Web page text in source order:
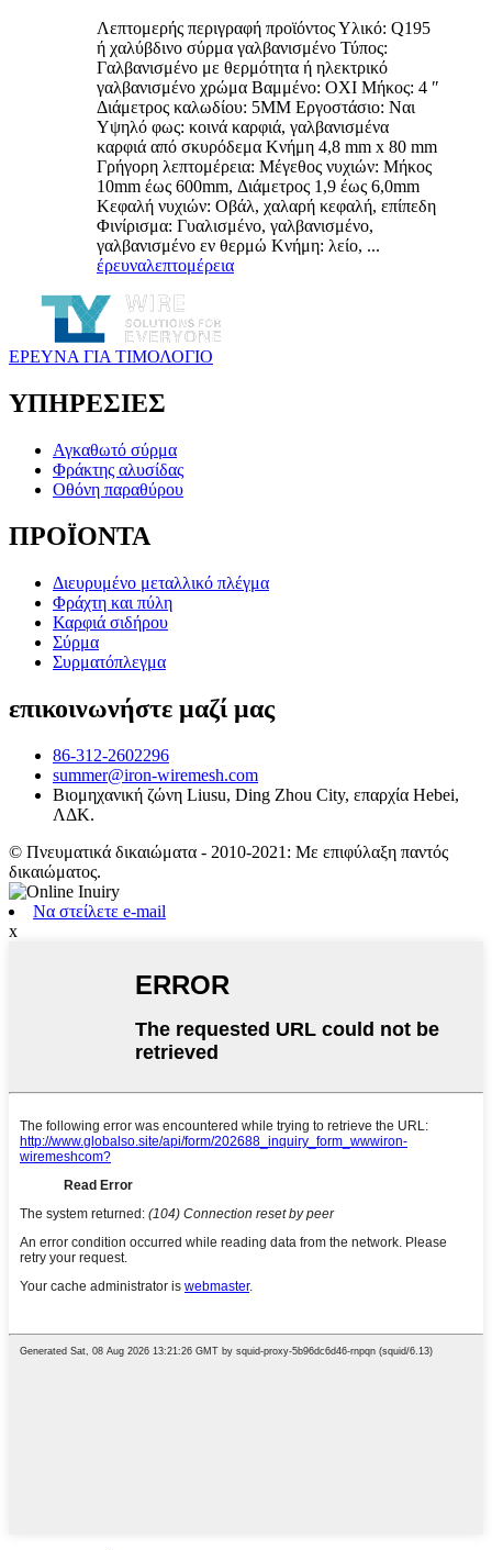
Λεπτομερής περιγραφή προϊόντος Υλικό: Q195
ή χαλύβδινο σύρμα γαλβανισμένο Τύπος:
Γαλβανισμένο με θερμότητα ή ηλεκτρικό
γαλβανισμένο χρώμα Βαμμένο: ΟΧΙ Μήκος: 4 ″
Διάμετρος καλωδίου: 5MM Εργοστάσιο: Ναι
Υψηλό φως: κοινά καρφιά, γαλβανισμένα
καρφιά από σκυρόδεμα Κνήμη 4,8 mm x 80 mm
Γρήγορη λεπτομέρεια: Μέγεθος νυχιών: Μήκος
10mm έως 600mm, Διάμετρος 1,9 έως 6,0mm
Κεφαλή νυχιών: Οβάλ, χαλαρή κεφαλή, επίπεδη
Φινίρισμα: Γυαλισμένο, γαλβανισμένο,
γαλβανισμένο εν θερμώ Κνήμη: λείο, ...
έρευναλεπτομέρεια
ΕΡΕΥΝΑ ΓΙΑ ΤΙΜΟΛΟΓΙΟ
ΥΠΗΡΕΣΙΕΣ
Αγκαθωτό σύρμα
Φράκτης αλυσίδας
Οθόνη παραθύρου
ΠΡΟΪΟΝΤΑ
Διευρυμένο μεταλλικό πλέγμα
Φράχτη και πύλη
Καρφιά σιδήρου
Σύρμα
Συρματόπλεγμα
επικοινωνήστε μαζί μας
86-312-2602296
summer@iron-wiremesh.com
Βιομηχανική ζώνη Liusu, Ding Zhou City, επαρχία Hebei,
ΛΔΚ.
© Πνευματικά δικαιώματα - 2010-2021: Με επιφύλαξη παντός
δικαιώματος.
Να στείλετε e-mail
x